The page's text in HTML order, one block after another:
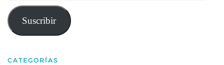
de
correo
electrónico
Suscribir
CATEGORÍAS